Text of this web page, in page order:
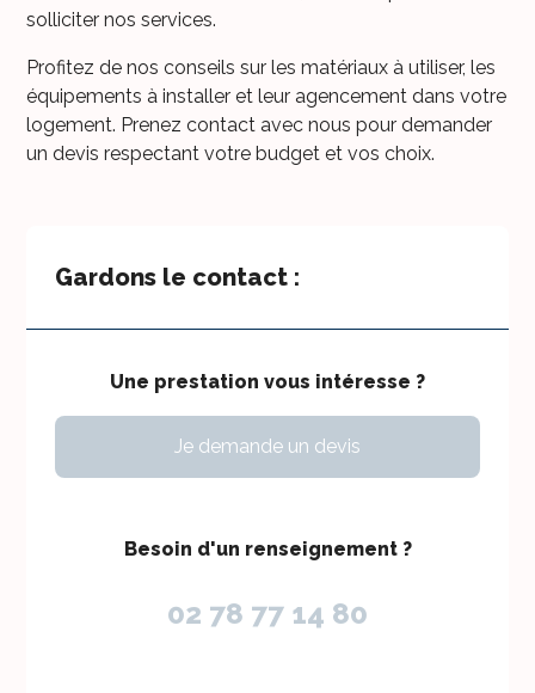
solliciter nos services.
Profitez de nos conseils sur les matériaux à utiliser, les
équipements à installer et leur agencement dans votre
logement. Prenez contact avec nous pour demander
un devis respectant votre budget et vos choix.
Gardons le contact :
Une prestation vous intéresse ?
Je demande un devis
Besoin d'un renseignement ?
02 78 77 14 80